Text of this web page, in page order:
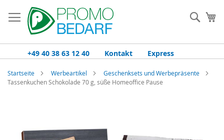
Inhalt
springen
+49 40 38 63 12 40 Kontakt Express
Startseite Werbeartikel
Geschenksets und Werbepräsente
Tassenkuchen Schokolade 70 g, süße Homeoffice Pause
Bildgalerie